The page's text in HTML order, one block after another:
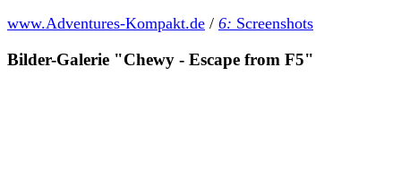
www.Adventures-Kompakt.de / 6: Screenshots
Bilder-Galerie "Chewy - Escape from F5"